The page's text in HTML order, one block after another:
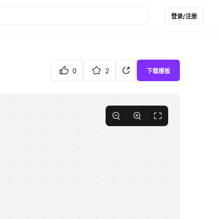
登录/注册
0 2 下载模板